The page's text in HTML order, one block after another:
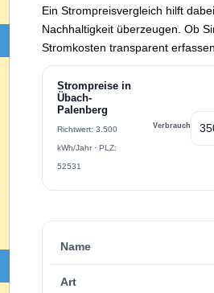
Ein Strompreisvergleich hilft
Nachhaltigkeit überzeugen. Ob
Stromkosten transparent
Strompreise in
Übach-
Palenberg
Richtwert: 3.500
kWh/Jahr · PLZ:
52531
Verbrauch
Name
Art